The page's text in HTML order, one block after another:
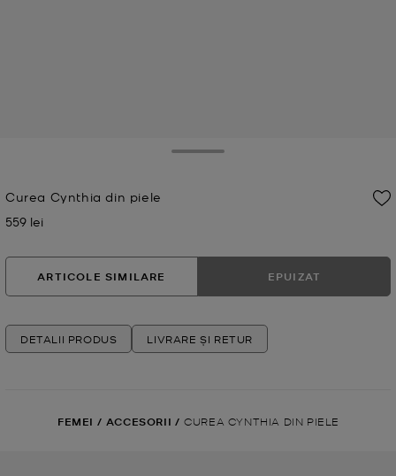
Curea Cynthia din piele
Acum
559 lei
ARTICOLE SIMILARE EPUIZAT
DETALII PRODUS LIVRARE ȘI RETUR
FEMEI / ACCESORII / CUREA CYNTHIA DIN PIELE